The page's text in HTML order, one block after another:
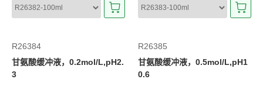
R26384
甘氨酸缓冲液，0.2mol/L,pH2.
3
R26385
甘氨酸缓冲液，0.5mol/L,pH1
0.6